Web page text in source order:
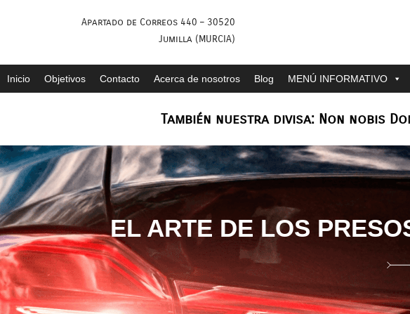
contenido
Apartado de Correos 440 – 30520
Jumilla (MURCIA)
Inicio Objetivos Contacto Acerca de nosotros Blog MENÚ INFORMATIVO
También nuestra divisa: Non nobis
EL ARTE DE LOS